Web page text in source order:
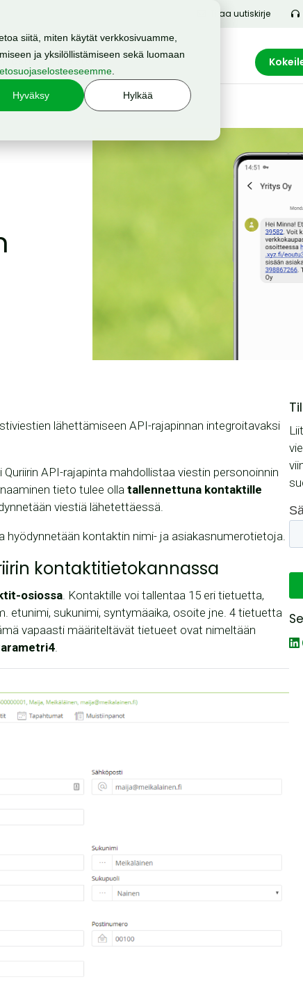
siitä, miten käytät verkkosivuamme,
ja yksilöllistämiseen sekä luomaan
Hyväksy Hylkää
Tilaa uutiskirje
Meistä
lähettämiseen API-rajapinnan integroitavaksi
API-rajapinta mahdollistaa viestin personoinnin
tieto tulee olla tallennettuna kontaktille
viestiä lähetettäessä.
kontaktin nimi- ja asiakasnumerotietoja.
kontaktitietokannassa
osiossa . Kontaktille voi tallentaa 15 eri tietuetta,
etunimi, sukunimi, syntymäaika, osoite jne. 4 tietuetta
vapaasti määriteltävät tietueet ovat nimeltään